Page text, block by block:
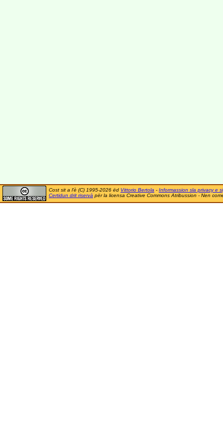
Cost sit a l'è (C) 1995-2026 ëd Vittorio Bertola - Informassion sla privacy e
Certidun drit riservà për la licensa Creative Commons Atribussion - Nen